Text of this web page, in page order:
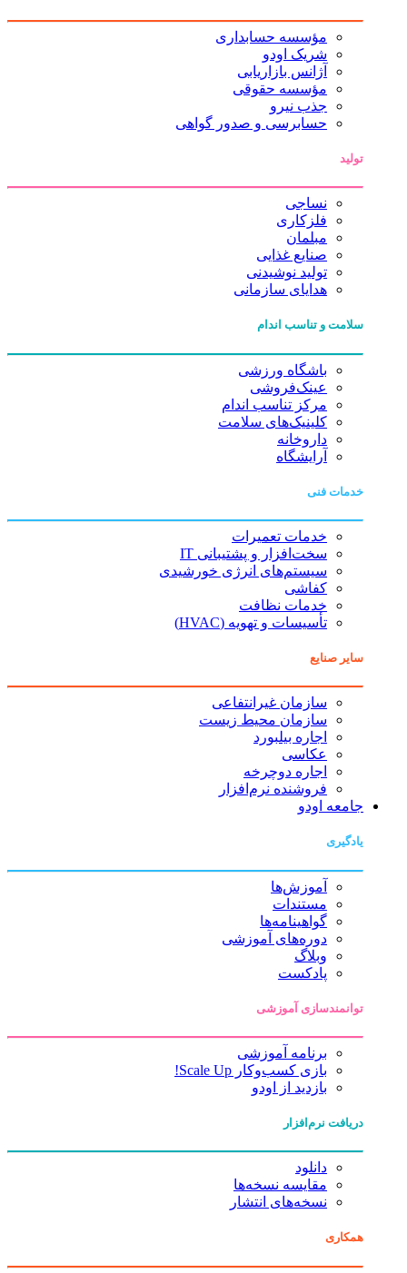
مؤسسه حسابداری
شریک اودو
آژانس بازاریابی
مؤسسه حقوقی
جذب نیرو
حسابرسی و صدور گواهی
تولید
نساجی
فلزکاری
مبلمان
صنایع غذایی
تولید نوشیدنی
هدایای سازمانی
سلامت و تناسب اندام
باشگاه ورزشی
عینک‌فروشی
مرکز تناسب اندام
کلینیک‌های سلامت
داروخانه
آرایشگاه
خدمات فنی
خدمات تعمیرات
سخت‌افزار و پشتیبانی IT
سیستم‌های انرژی خورشیدی
کفاشی
خدمات نظافت
تأسیسات و تهویه (HVAC)
سایر صنایع
سازمان غیرانتفاعی
سازمان محیط زیست
اجاره بیلبورد
عکاسی
اجاره دوچرخه
فروشنده نرم‌افزار
جامعه اودو
یادگیری
آموزش‌ها
مستندات
گواهینامه‌ها
دوره‌های آموزشی
وبلاگ
پادکست
توانمندسازی آموزشی
برنامه آموزشی
بازی کسب‌وکار Scale Up!
بازدید از اودو
دریافت نرم‌افزار
دانلود
مقایسه نسخه‌ها
نسخه‌های انتشار
همکاری